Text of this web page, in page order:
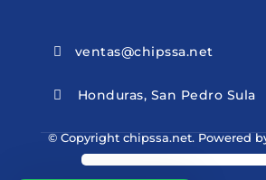
 ventas@chipssa.net
 Honduras, San Pedro Sula
© Copyright chipssa.net. Powered